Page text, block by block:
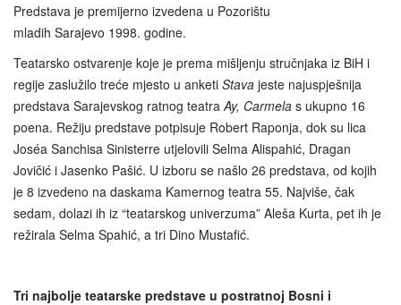
Predstava je premijerno izvedena u Pozorištu
mladih Sarajevo 1998. godine.
Teatarsko ostvarenje koje je prema mišljenju stručnjaka iz BiH i
regije zaslužilo treće mjesto u anketi Stava jeste najuspješnija
predstava Sarajevskog ratnog teatra Ay, Carmela s ukupno 16
poena. Režiju predstave potpisuje Robert Raponja, dok su lica
Joséa Sanchisa Sinisterre utjelovili Selma Alispahić, Dragan
Jovičić i Jasenko Pašić. U izboru se našlo 26 predstava, od kojih
je 8 izvedeno na daskama Kamernog teatra 55. Najviše, čak
sedam, dolazi ih iz “teatarskog univerzuma” Aleša Kurta, pet ih je
režirala Selma Spahić, a tri Dino Mustafić.
Tri najbolje teatarske predstave u postratnoj Bosni i